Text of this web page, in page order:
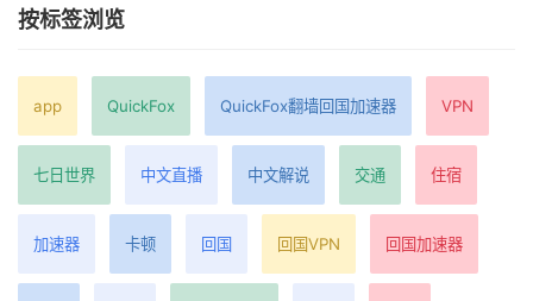
按标签浏览
app QuickFox QuickFox翻墙回国加速器 VPN
七日世界 中文直播 中文解说 交通 住宿
加速器 卡顿 回国 回国VPN 回国加速器